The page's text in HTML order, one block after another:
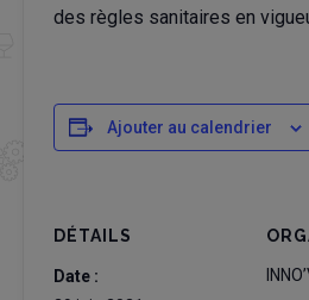
des règles sanitaires en
Ajouter au calendrier
DÉTAILS
Date :